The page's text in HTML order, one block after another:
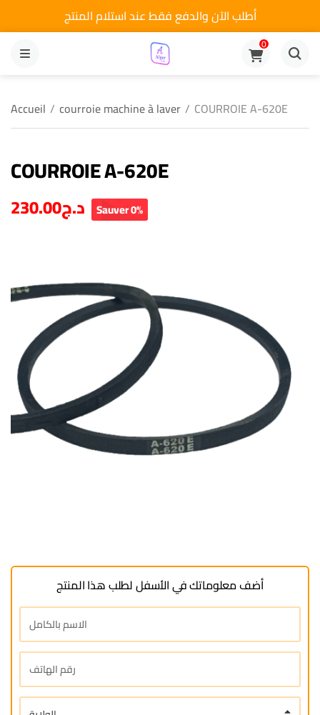
أطلب الآن والدفع فقط عند استلام المنتج
MENU
0
Accueil / courroie machine à laver / COURROIE A-620E
COURROIE A-620E
د.ج230.00 Sauver 0%
أضف معلوماتك في الأسفل لطلب هذا المنتج